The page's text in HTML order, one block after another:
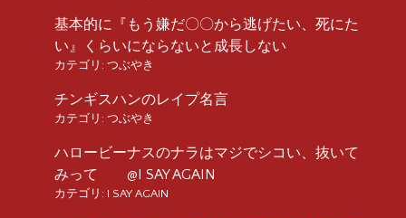
基本的に『もう嫌だ〇〇から逃げたい、死にた
い』くらいにならないと成長しない
カテゴリ: つぶやき
チンギスハンのレイプ名言
カテゴリ: つぶやき
ハロービーナスのナラはマジでシコい、抜いて
みって @I SAY AGAIN
カテゴリ: I SAY AGAIN